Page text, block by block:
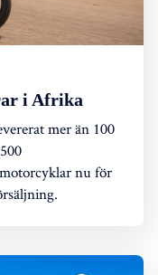
i Afrika
mer än 100
nu för